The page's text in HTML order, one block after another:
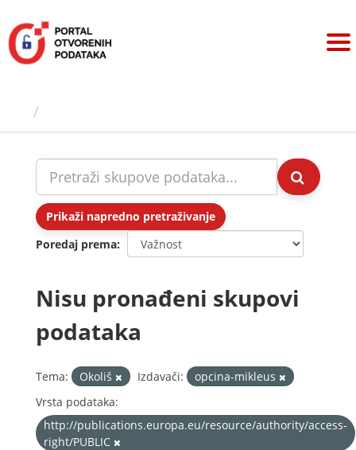
sadržaj
Prikaži napredno pretraživanje
Poredaj prema
Nisu pronađeni skupovi
podataka
Tema: Okoliš Izdavači:
opcina-mikleus
Vrsta podataka:
http://publications.europa.eu/resource/authority/access-
right/PUBLIC